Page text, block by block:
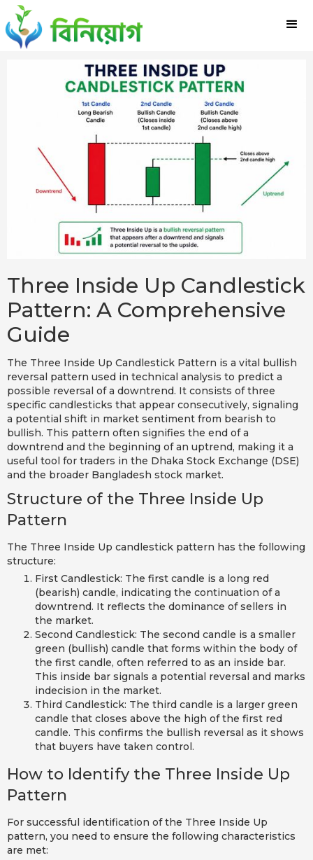
Three Inside Up Candlestick
Pattern: A Comprehensive
Guide
The Three Inside Up Candlestick Pattern is a vital bullish
reversal pattern used in technical analysis to predict a
possible reversal of a downtrend. It consists of three
specific candlesticks that appear consecutively, signaling
a potential shift in market sentiment from bearish to
bullish. This pattern often signifies the end of a
downtrend and the beginning of an uptrend, making it a
useful tool for traders in the Dhaka Stock Exchange (DSE)
and the broader Bangladesh stock market.
Structure of the Three Inside Up
Pattern
The Three Inside Up candlestick pattern has the following
structure:
First Candlestick: The first candle is a long red
(bearish) candle, indicating the continuation of a
downtrend. It reflects the dominance of sellers in
the market.
Second Candlestick: The second candle is a smaller
green (bullish) candle that forms within the body of
the first candle, often referred to as an inside bar.
This inside bar signals a potential reversal and marks
indecision in the market.
Third Candlestick: The third candle is a larger green
candle that closes above the high of the first red
candle. This confirms the bullish reversal as it shows
that buyers have taken control.
How to Identify the Three Inside Up
Pattern
For successful identification of the Three Inside Up
pattern, you need to ensure the following characteristics
are met: